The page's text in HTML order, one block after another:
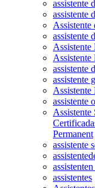
assistente
assistente
assistente
Assistente
Assistente
assistente
assistente
assistente
Assistente
Permanent
assistente
assistentes